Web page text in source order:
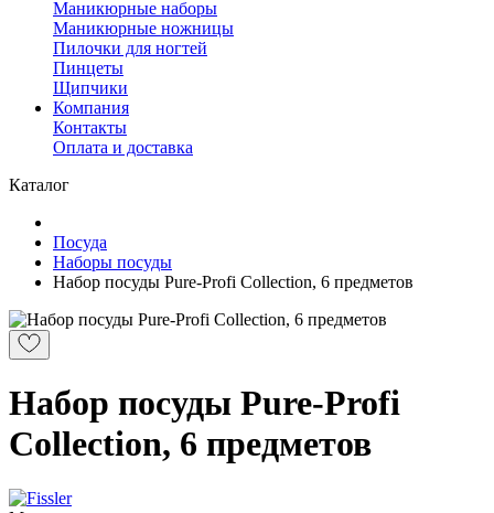
Маникюрные наборы
Маникюрные ножницы
Пилочки для ногтей
Пинцеты
Щипчики
Компания
Контакты
Оплата и доставка
Каталог
Посуда
Наборы посуды
Набор посуды Pure-Profi Collection, 6 предметов
Набор посуды Pure-Profi
Collection, 6 предметов